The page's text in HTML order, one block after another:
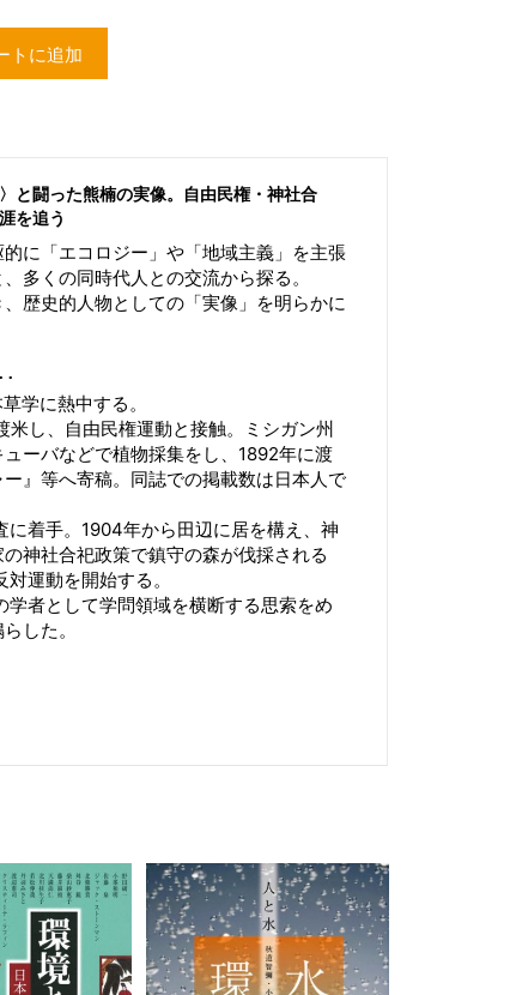
トに追加
と闘った熊楠の実像。自由民権・神社合
を追う
に「エコロジー」や「地域主義」を主張
多くの同時代人との交流から探る。
歴史的人物としての「実像」を明らかに
学に熱中する。
し、自由民権運動と接触。ミシガン州
ーバなどで植物採集をし、1892年に渡
』等へ寄稿。同誌での掲載数は日本人で
着手。1904年から田辺に居を構え、神
神社合祀政策で鎮守の森が伐採される
運動を開始する。
者として学問領域を横断する思索をめ
した。